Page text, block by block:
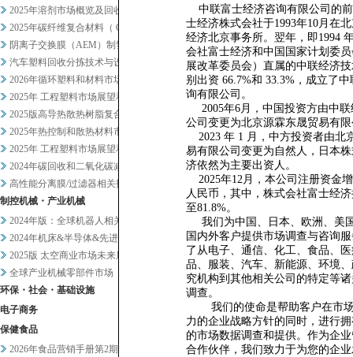
2025年溶剂市场概览及回收相...
2025年碳纤维复合材料（ C...
阴离子交换膜（AEM）制氢及其...
汽车塑料回收分拣技术与设备调查
2026年循环塑料和材料市场新...
2025年 工程塑料市场展望和...
2025版高导热散热树脂复合材...
2025年热控制和散热材料市场...
2025年 工程塑料市场展望和...
2024年碳回收和二氧化碳减排...
高性能分离膜/过滤器相关技术和...
制控机械・产业机械
2024年版：全球机器人相关市...
2024年机床&半导体&先进设...
2025版 太空商业市场未来展...
全球产业机械零部件市场
环保・社会・基础设施
电子商务
保健食品
2026年食品营销手册第2期
中联富士经济咨询有限公司的
士经济株式会社于1993年10月在
经济北京事务所。翌年，即1994
会社富士经济和中国国家计划委
展改革委员会）直属的中联经济
别出资 66.7%和 33.3%，成立了
询有限公司。
2005年6月，中国投资方由中
公司变更为北京源霖东晟贸易有
2023 年 1 月，中方投资者由北
易有限公司变更为自然人，日本
济依然为主要出资人。
2025年12月，本公司注册资金
人民币，其中，株式会社富士经
至81.8%。
我们为中国、日本、欧洲、美
国内外客户提供市场调查与咨询
了从电子、通信、化工、食品、
品、服装、汽车、新能源、环境
究机构到其他相关公司的特定等
调查。
我们的使命是帮助客户在市
力的企业战略方针的同时，进行
的市场数据调查和提供。作为企
合作伙伴，我们致力于为您的企